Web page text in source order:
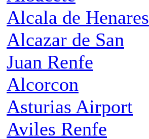
Alcala de Henares
Alcazar de San
Juan Renfe
Alcorcon
Asturias Airport
Aviles Renfe